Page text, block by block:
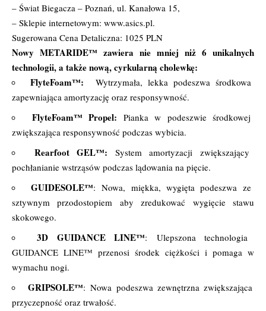
– Świat Biegacza – Poznań, ul. Kanałowa 15,
– Sklepie internetowym: www.asics.pl.
Sugerowana Cena Detaliczna: 1025 PLN
Nowy METARIDE™ zawiera nie mniej niż 6 unikalnych
technologii, a także nową, cyrkularną cholewkę:
FlyteFoam™: Wytrzymała, lekka podeszwa środkowa
zapewniająca amortyzację oraz responsywność.
FlyteFoam™ Propel: Pianka w podeszwie środkowej
zwiększająca responsywność podczas wybicia.
Rearfoot GEL™: System amortyzacji zwiększający
pochłanianie wstrząsów podczas lądowania na pięcie.
GUIDESOLE™: Nowa, miękka, wygięta podeszwa ze
sztywnym przodostopiem aby zredukować wygięcie stawu
skokowego.
3D GUIDANCE LINE™: Ulepszona technologia
GUIDANCE LINE™ przenosi środek ciężkości i pomaga w
wymachu nogi.
GRIPSOLE™: Nowa podeszwa zewnętrzna zwiększająca
przyczepność oraz trwałość.